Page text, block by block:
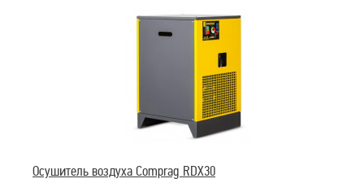
Осушитель воздуха Comprag RDX30